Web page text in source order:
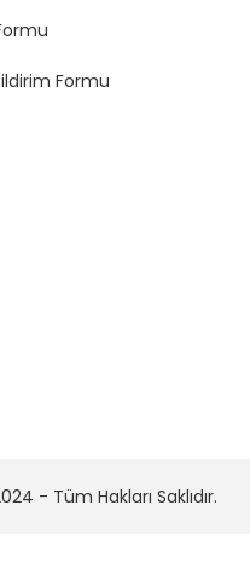
Formu
- Tüm Hakları Saklıdır.